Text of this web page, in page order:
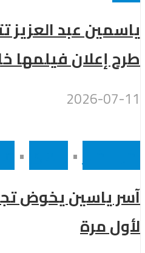
ياسمين عبد العزيز
طرح إعلان فيلمها
2026-07-11
•
•
آسر ياسين يخوض
لأول مرة